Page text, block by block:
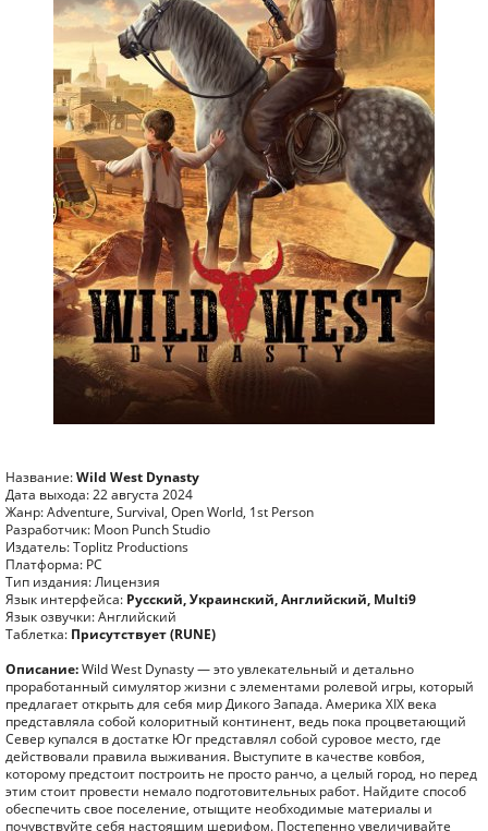
Название:Wild West Dynasty
Дата выхода: 22 августа 2024
Жанр: Adventure, Survival, Open World, 1st Person
Разработчик: Moon Punch Studio
Издатель: Toplitz Productions
Платформа: PC
Тип издания: Лицензия
Язык интерфейса: Русский, Украинский, Английский, Multi9
Язык озвучки: Английский
Таблетка: Присутствует (RUNE)
Описание:Wild West Dynasty — это увлекательный и детально
проработанный симулятор жизни с элементами ролевой игры, который
предлагает открыть для себя мир Дикого Запада. Америка XIX века
представляла собой колоритный континент, ведь пока процветающий
Север купался в достатке Юг представлял собой суровое место, где
действовали правила выживания. Выступите в качестве ковбоя,
которому предстоит построить не просто ранчо, а целый город, но перед
этим стоит провести немало подготовительных работ. Найдите способ
обеспечить свое поселение, отыщите необходимые материалы и
почувствуйте себя настоящим шерифом. Постепенно увеличивайте